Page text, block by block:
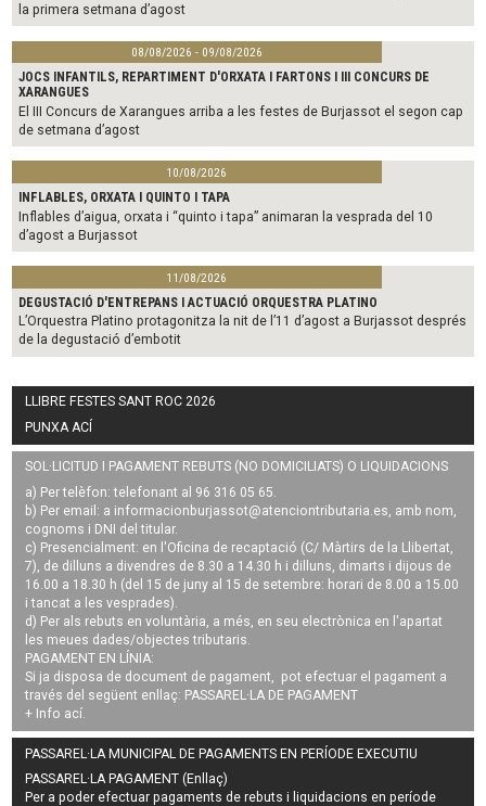
la primera setmana d’agost
08/08/2026 - 09/08/2026
JOCS INFANTILS, REPARTIMENT D'ORXATA I FARTONS I III CONCURS DE
XARANGUES
El III Concurs de Xarangues arriba a les festes de Burjassot el segon cap
de setmana d’agost
10/08/2026
INFLABLES, ORXATA I QUINTO I TAPA
Inflables d’aigua, orxata i “quinto i tapa” animaran la vesprada del 10
d’agost a Burjassot
11/08/2026
DEGUSTACIÓ D'ENTREPANS I ACTUACIÓ ORQUESTRA PLATINO
L’Orquestra Platino protagonitza la nit de l’11 d’agost a Burjassot després
de la degustació d’embotit
LLIBRE FESTES SANT ROC 2026
PUNXA ACÍ
SOL·LICITUD I PAGAMENT REBUTS (NO DOMICILIATS) O LIQUIDACIONS
a) Per telèfon: telefonant al 96 316 05 65.
b) Per email: a informacionburjassot@atenciontributaria.es, amb nom,
cognoms i DNI del titular.
c) Presencialment: en l'Oficina de recaptació (C/ Màrtirs de la Llibertat,
7), de dilluns a divendres de 8.30 a 14.30 h i dilluns, dimarts i dijous de
16.00 a 18.30 h (del 15 de juny al 15 de setembre: horari de 8.00 a 15.00
i tancat a les vesprades).
d) Per als rebuts en voluntària, a més, en seu electrònica en l'apartat
les meues dades/objectes tributaris.
PAGAMENT EN LÍNIA:
Si ja disposa de document de pagament, pot efectuar el pagament a
través del següent enllaç: PASSAREL·LA DE PAGAMENT
+ Info ací.
PASSAREL·LA MUNICIPAL DE PAGAMENTS EN PERÍODE EXECUTIU
PASSAREL·LA PAGAMENT (Enllaç)
Per a poder efectuar pagaments derebuts i liquidacions en període